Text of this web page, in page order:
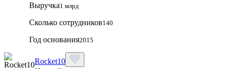
Выручка1 млрд
Сколько сотрудников140
Год основания2015
Rocket10